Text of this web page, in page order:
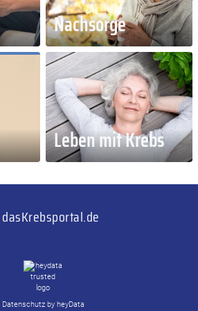
Nachsorge
Leben mit Krebs
Datenschutz by heyData